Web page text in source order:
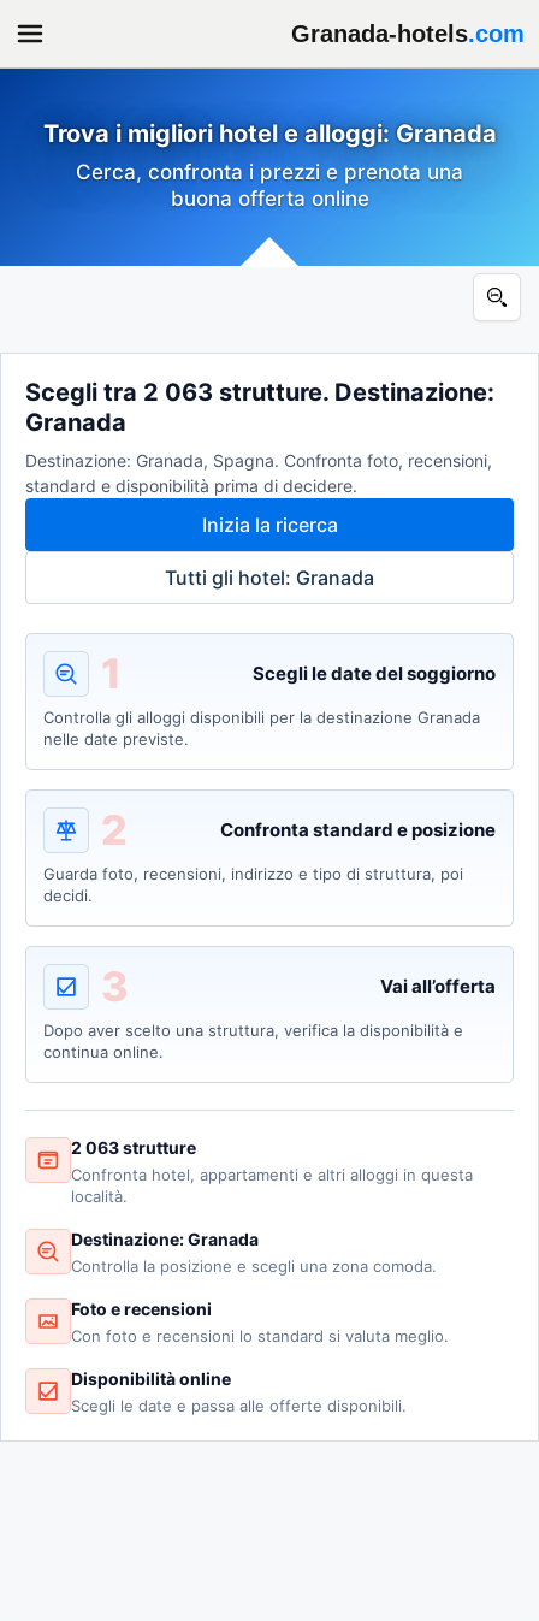
Granada-hotels.com
Trova i migliori hotel e alloggi: Granada
Cerca, confronta i prezzi e prenota una
buona offerta online
Scegli tra 2 063 strutture. Destinazione:
Granada
Destinazione: Granada, Spagna. Confronta foto, recensioni,
standard e disponibilità prima di decidere.
Inizia la ricerca
Tutti gli hotel: Granada
1 Scegli le date del soggiorno
Controlla gli alloggi disponibili per la destinazione Granada
nelle date previste.
2 Confronta standard e posizione
Guarda foto, recensioni, indirizzo e tipo di struttura, poi
decidi.
3 Vai all’offerta
Dopo aver scelto una struttura, verifica la disponibilità e
continua online.
2 063 strutture
Confronta hotel, appartamenti e altri alloggi in questa
località.
Destinazione: Granada
Controlla la posizione e scegli una zona comoda.
Foto e recensioni
Con foto e recensioni lo standard si valuta meglio.
Disponibilità online
Scegli le date e passa alle offerte disponibili.